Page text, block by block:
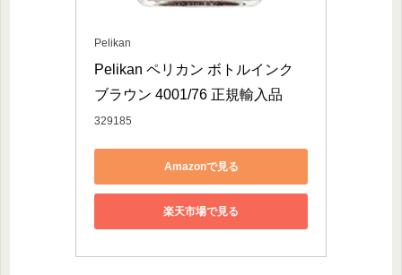
Pelikan
Pelikan ペリカン ボトルインク
ブラウン 4001/76 正規輸入品
329185
Amazonで見る
楽天市場で見る